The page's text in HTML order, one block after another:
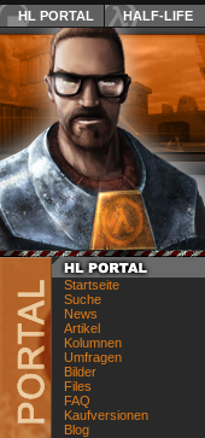
HL PORTAL HALF-LIFE
Startseite
Suche
News
Artikel
Kolumnen
Umfragen
Bilder
Files
FAQ
Kaufversionen
Blog